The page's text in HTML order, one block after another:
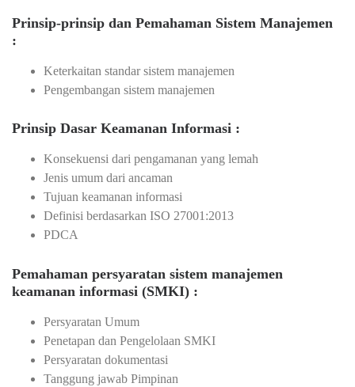
Prinsip-prinsip dan Pemahaman Sistem Manajemen
:
Keterkaitan standar sistem manajemen
Pengembangan sistem manajemen
Prinsip Dasar Keamanan Informasi :
Konsekuensi dari pengamanan yang lemah
Jenis umum dari ancaman
Tujuan keamanan informasi
Definisi berdasarkan ISO 27001:2013
PDCA
Pemahaman persyaratan sistem manajemen
keamanan informasi (SMKI) :
Persyaratan Umum
Penetapan dan Pengelolaan SMKI
Persyaratan dokumentasi
Tanggung jawab Pimpinan